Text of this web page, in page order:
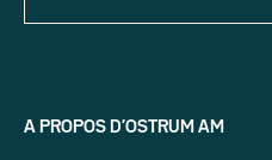
A PROPOS D’OSTRUM AM